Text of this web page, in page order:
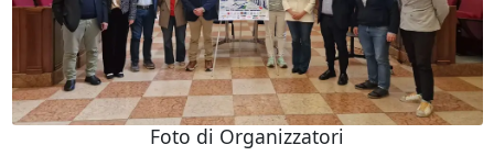
Foto di Organizzatori